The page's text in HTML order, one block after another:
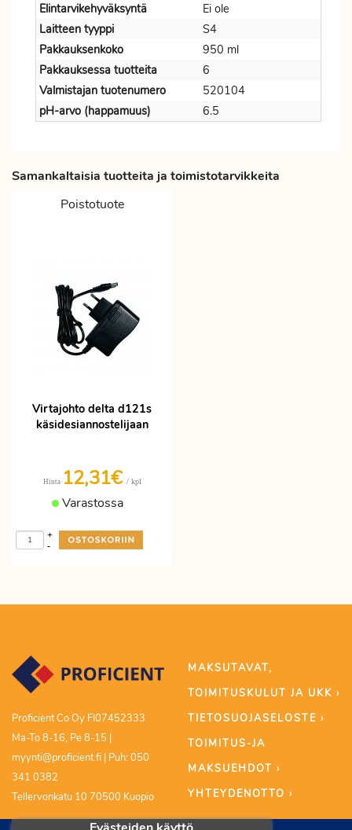
Elintarvikehyväksyntä
Ei ole
Laitteen tyyppi
S4
Pakkauksenkoko
950 ml
Pakkauksessa tuotteita
6
Valmistajan tuotenumero
520104
pH-arvo (happamuus)
6.5
Samankaltaisia tuotteita ja toimistotarvikkeita
Poistotuote
Virtajohto delta d121s
käsidesiannostelijaan
Hinta 12,31€ / kpl
Varastossa
-
+
Proficient Co Oy FI07452333
Ma-To 8-16, Pe 8-15 |
myynti@proficient.fi | Puh: 050
341 0382
Tellervonkatu 10 70500 Kuopio
MAKSUTAVAT,
TOIMITUSKULUT JA UKK ›
TIETOSUOJASELOSTE ›
TOIMITUS-JA
MAKSUEHDOT ›
YHTEYDENOTTO ›